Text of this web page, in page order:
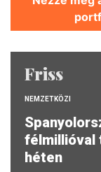
Friss
NEMZETKÖZI
félmillióval
héten